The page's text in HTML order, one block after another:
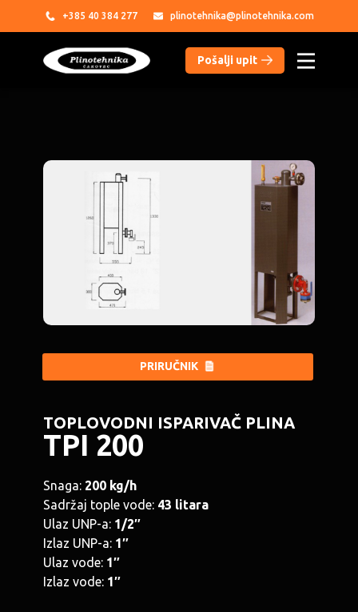
plinotehnika@plinotehnika.com
+385 40 384 277
PROIZVODI
O NAMA
DATOTEKE
Pošalji upit​
PRIRUČNIK
TOPLOVODNI ISPARIVAČ PLINA
TPI 200
Snaga: 200 kg/h
Sadržaj tople vode: 43 litara
Ulaz UNP-a: 1/2″
Izlaz UNP-a: 1″
Ulaz vode: 1″
Izlaz vode: 1″